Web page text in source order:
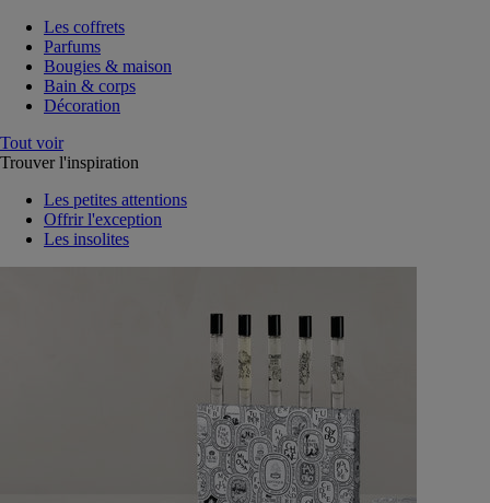
Les coffrets
Parfums
Bougies & maison
Bain & corps
Décoration
Tout voir
Trouver l'inspiration
Les petites attentions
Offrir l'exception
Les insolites